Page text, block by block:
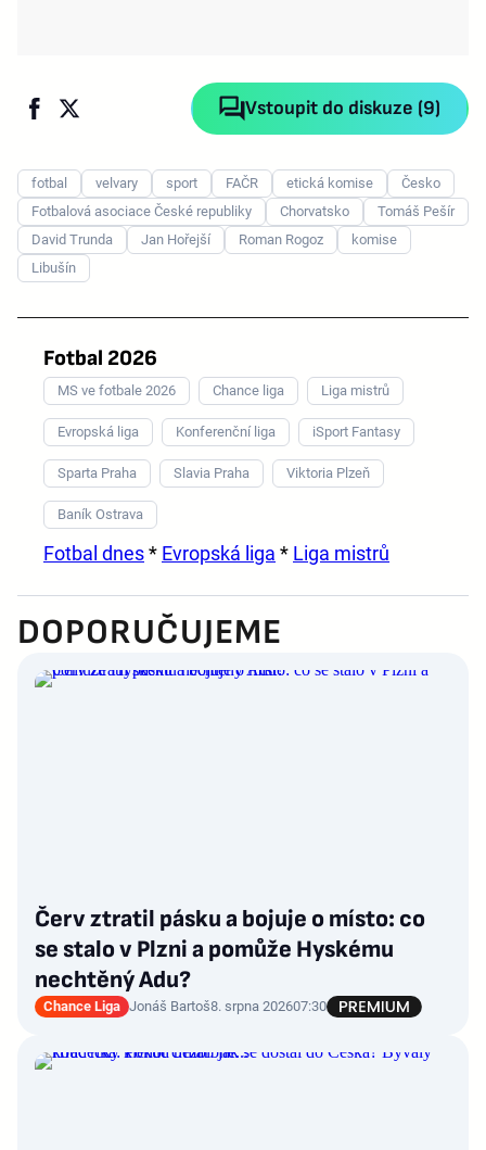
Vstoupit do diskuze (9)
fotbal velvary sport FAČR etická komise
Česko
Fotbalová asociace České republiky
Chorvatsko
Tomáš Pešír
David Trunda
Jan Hořejší Roman Rogoz
komise
Libušín
Fotbal 2026
MS ve fotbale 2026 Chance liga Liga mistrů
Evropská liga Konferenční liga iSport Fantasy
Sparta Praha Slavia Praha Viktoria Plzeň
Baník Ostrava
Fotbal dnes* Evropská liga * Liga mistrů
DOPORUČUJEME
Červ ztratil pásku a bojuje o místo: co
se stalo v Plzni a pomůže Hyskému
nechtěný Adu?
Chance Liga Jonáš Bartoš8. srpna 202607:30